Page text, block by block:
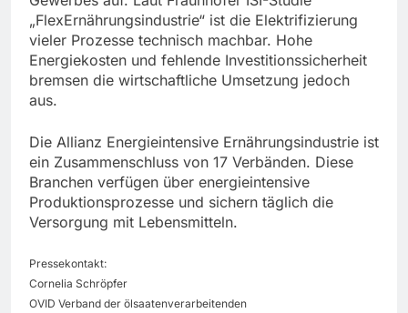
„FlexErnährungsindustrie“ ist die Elektrifizierung
vieler Prozesse technisch machbar. Hohe
Energiekosten und fehlende Investitionssicherheit
bremsen die wirtschaftliche Umsetzung jedoch
aus.
Die Allianz Energieintensive Ernährungsindustrie ist
ein Zusammenschluss von 17 Verbänden. Diese
Branchen verfügen über energieintensive
Produktionsprozesse und sichern täglich die
Versorgung mit Lebensmitteln.
Pressekontakt:
Cornelia Schröpfer
OVID Verband der ölsaatenverarbeitenden